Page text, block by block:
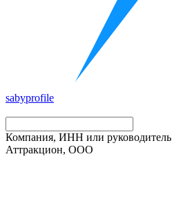
sabyprofile
Компания, ИНН или руководитель
Аттракцион, ООО